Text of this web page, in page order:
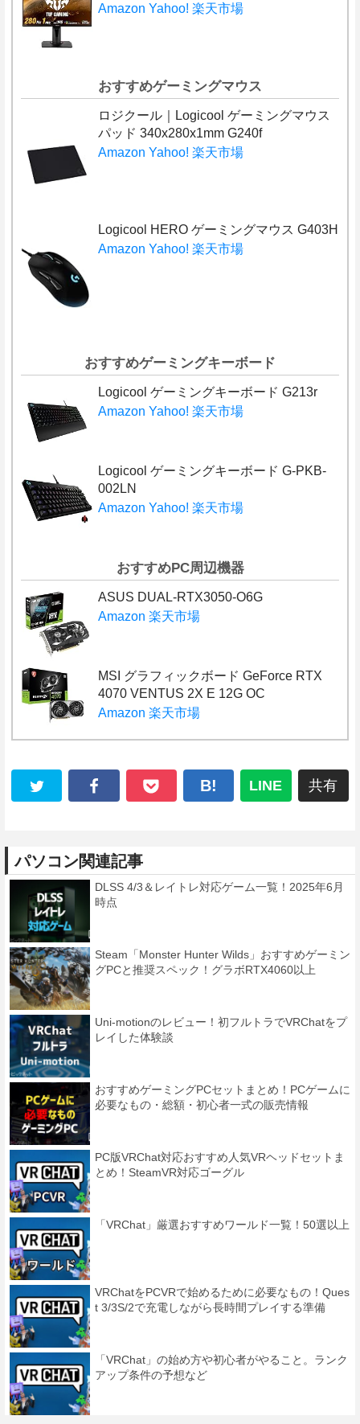
Amazon Yahoo! 楽天市場
おすすめゲーミングマウス
ロジクール｜Logicool ゲーミングマウス
パッド 340x280x1mm G240f
Amazon Yahoo! 楽天市場
Logicool HERO ゲーミングマウス G403H
Amazon Yahoo! 楽天市場
おすすめゲーミングキーボード
Logicool ゲーミングキーボード G213r
Amazon Yahoo! 楽天市場
Logicool ゲーミングキーボード G-PKB-
002LN
Amazon Yahoo! 楽天市場
おすすめPC周辺機器
ASUS DUAL-RTX3050-O6G
Amazon 楽天市場
MSI グラフィックボード GeForce RTX
4070 VENTUS 2X E 12G OC
Amazon 楽天市場
B! LINE 共有
パソコン関連記事
DLSS 4/3＆レイトレ対応ゲーム一覧！2025年6月
時点
Steam「Monster Hunter Wilds」おすすめゲーミン
グPCと推奨スペック！グラボRTX4060以上
Uni-motionのレビュー！初フルトラでVRChatをプ
レイした体験談
おすすめゲーミングPCセットまとめ！PCゲームに
必要なもの・総額・初心者一式の販売情報
PC版VRChat対応おすすめ人気VRヘッドセットま
とめ！SteamVR対応ゴーグル
「VRChat」厳選おすすめワールド一覧！50選以上
VRChatをPCVRで始めるために必要なもの！Ques
t 3/3S/2で充電しながら長時間プレイする準備
「VRChat」の始め方や初心者がやること。ランク
アップ条件の予想など